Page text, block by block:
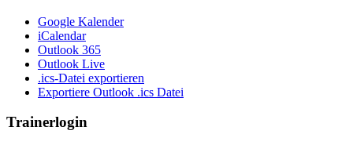
Google Kalender
iCalendar
Outlook 365
Outlook Live
.ics-Datei exportieren
Exportiere Outlook .ics Datei
Trainerlogin